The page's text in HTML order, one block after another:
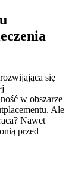
ds. rozwoju
ds.
się
w obszarze
Ale
Nawet
przed